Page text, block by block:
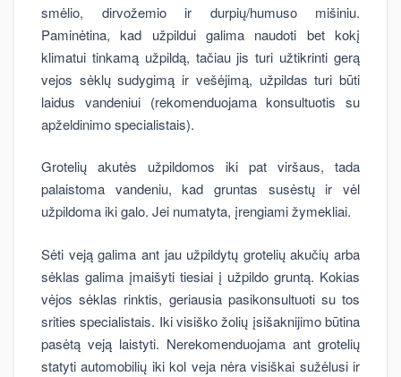
smėlio, dirvožemio ir durpių/humuso mišiniu.
Paminėtina, kad užpildui galima naudoti bet kokį
klimatui tinkamą užpildą, tačiau jis turi užtikrinti gerą
vejos sėklų sudygimą ir vešėjimą, užpildas turi būti
laidus vandeniui (rekomenduojama konsultuotis su
apželdinimo specialistais).
Grotelių akutės užpildomos iki pat viršaus, tada
palaistoma vandeniu, kad gruntas susėstų ir vėl
užpildoma iki galo. Jei numatyta, įrengiami žymekliai.
Sėti veją galima ant jau užpildytų grotelių akučių arba
sėklas galima įmaišyti tiesiai į užpildo gruntą. Kokias
vėjos sėklas rinktis, geriausia pasikonsultuoti su tos
srities specialistais. Iki visiško žolių įsišaknijimo būtina
pasėtą veją laistyti. Nerekomenduojama ant grotelių
statyti automobilių iki kol veja nėra visiškai sužėlusi ir